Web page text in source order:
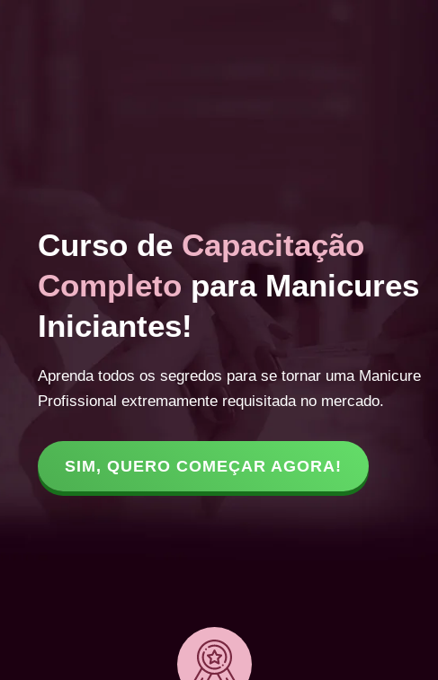
Curso de Capacitação
Completo para Manicures
Iniciantes!
Aprenda todos os segredos para se tornar uma Manicure
Profissional extremamente requisitada no mercado.
SIM, QUERO COMEÇAR AGORA!